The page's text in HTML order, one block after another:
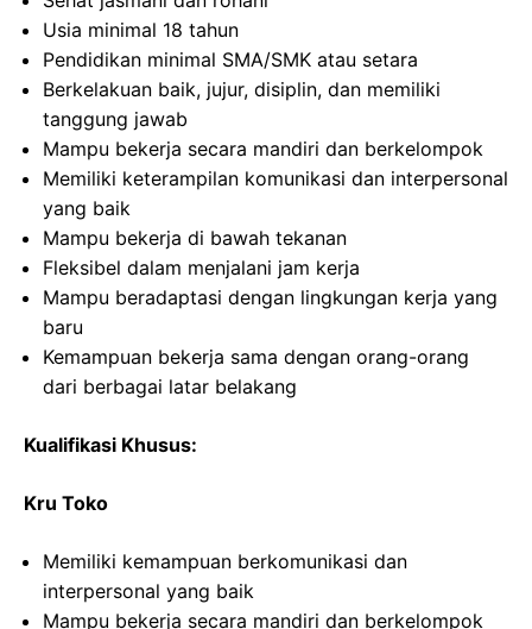
Usia minimal 18 tahun
Pendidikan minimal SMA/SMK atau setara
Berkelakuan baik, jujur, disiplin, dan memiliki
tanggung jawab
Mampu bekerja secara mandiri dan berkelompok
Memiliki keterampilan komunikasi dan interpersonal
yang baik
Mampu bekerja di bawah tekanan
Fleksibel dalam menjalani jam kerja
Mampu beradaptasi dengan lingkungan kerja yang
baru
Kemampuan bekerja sama dengan orang-orang
dari berbagai latar belakang
Kualifikasi Khusus:
Kru Toko
Memiliki kemampuan berkomunikasi dan
interpersonal yang baik
Mampu bekerja secara mandiri dan berkelompok